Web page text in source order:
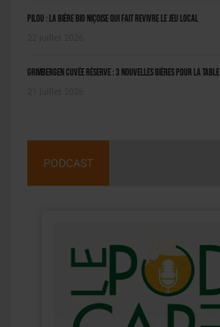
Pilou : la bière bio niçoise qui fait revivre le jeu local
Grimbergen Cuvée Réserve : 3 nouvelles bières pour la table
PODCAST